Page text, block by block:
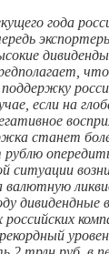
года
если на
станет
ситуации
валютную
дивидендные
российских